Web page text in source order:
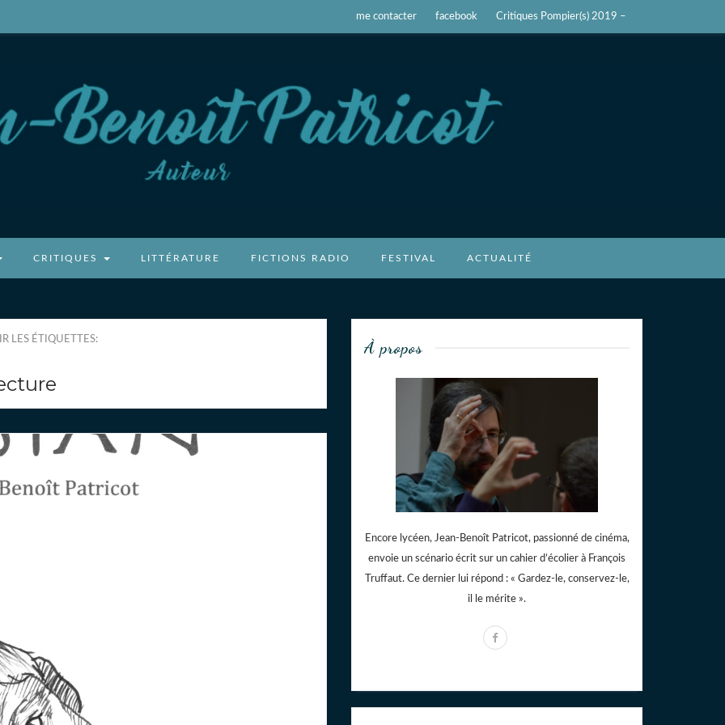
me contacter facebook Critiques Pompier(s) 2019 –
CRITIQUES LITTÉRATURE FICTIONS RADIO FESTIVAL ACTUALITÉ
LES ÉTIQUETTES: À propos
Encore lycéen, Jean-Benoît Patricot, passionné de cinéma,
envoie un scénario écrit sur un cahier d’écolier à François
Truffaut. Ce dernier lui répond : « Gardez-le, conservez-le,
il le mérite ».